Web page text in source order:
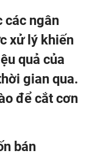
các ngân
xử lý khiến
quả của
gian qua.
để cắt cơn
bán